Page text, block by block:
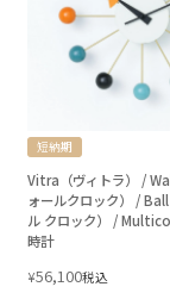
短納期
Vitra（ヴィトラ） /
ォールクロック） /
ル クロック） /
時計
¥56,100税込